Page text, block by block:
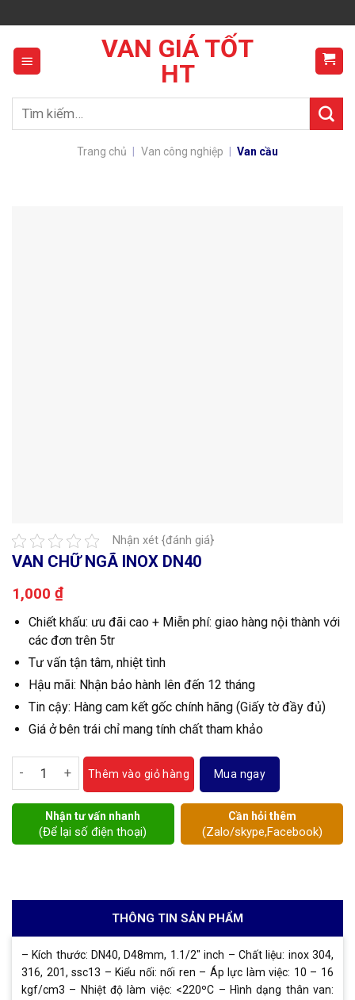
to
content
VAN GIÁ TỐT
HT
Tìm
Trang chủ Van công nghiệp Van cầu
Nhận xét {đánh giá}
VAN CHỮ NGÃ INOX DN40
1,000 ₫
Chiết khấu: ưu đãi cao + Miễn phí: giao hàng nội thành với
các đơn trên 5tr
Tư vấn tận tâm, nhiệt tình
Hậu mãi: Nhận bảo hành lên đến 12 tháng
Tin cậy: Hàng cam kết gốc chính hãng (Giấy tờ đầy đủ)
Giá ở bên trái chỉ mang tính chất tham khảo
Thêm vào giỏ hàng Mua ngay
Nhận tư vấn nhanh
(Để lại số điện thoại)
Cần hỏi thêm
(Zalo/skype,Facebook)
THÔNG TIN SẢN PHẨM
– Kích thước: DN40, D48mm, 1.1/2″ inch – Chất liệu: inox 304,
316, 201, ssc13 – Kiểu nối: nối ren – Áp lực làm việc: 10 – 16
kgf/cm3 – Nhiệt độ làm việc: <220ºC – Hình dạng thân van: